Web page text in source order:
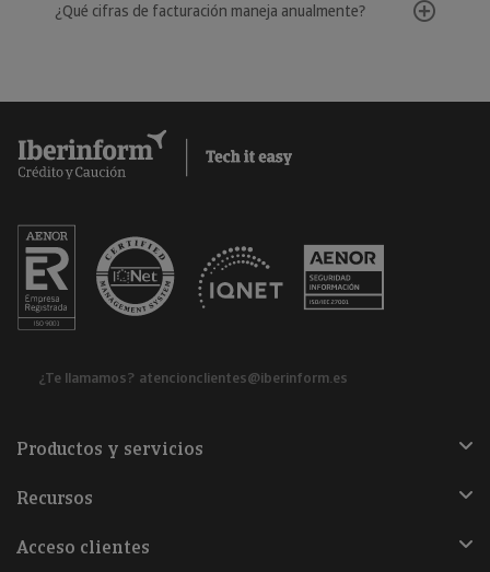
¿Qué cifras de facturación maneja anualmente?
¿Te llamamos? atencionclientes@iberinform.es
Productos y servicios
Recursos
Acceso clientes